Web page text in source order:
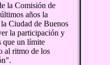
la Comisión de
años la
Ciudad de Buenos
la participación y
que un límite
al ritmo de los